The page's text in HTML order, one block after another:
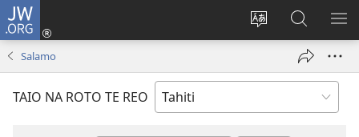
JW.ORG
Taui
reo
Nati
(opens
Maimiraa
nia
JW.ORG
Salamo
TAIO NA ROTO TE REO